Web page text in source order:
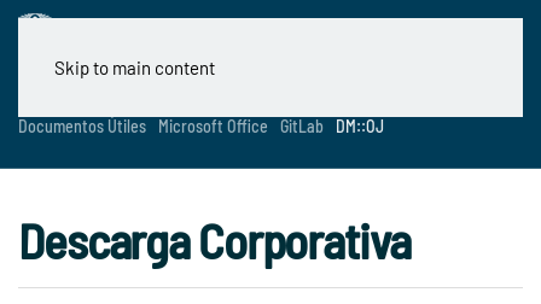
Skip to main content
Documentos Útiles Microsoft Office GitLab DM::OJ
Descarga Corporativa